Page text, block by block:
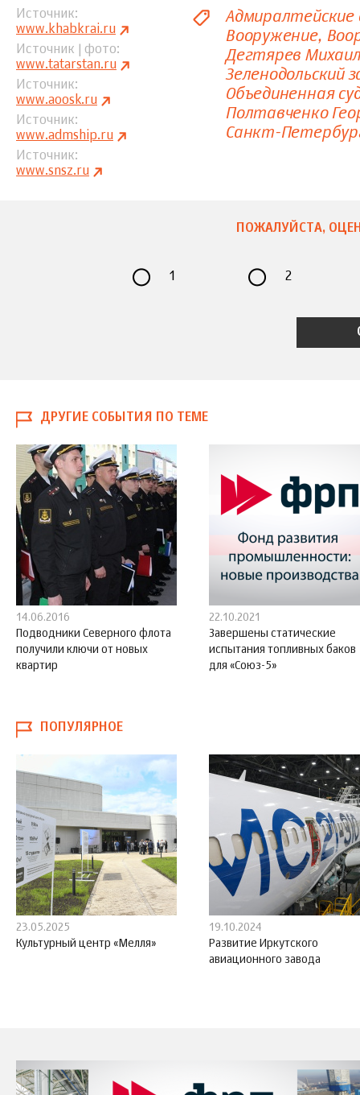
Источник
www.khabkrai.ru
Источник | фото
www.tatarstan.ru
Источник
www.aoosk.ru
Источник
www.admship.ru
Источник
www.snsz.ru
Адмиралтейские
Вооружение
Дегтярев Михаил
Зеленодольский
Объединенная
Полтавченко
Санкт-
ПОЖАЛУЙСТА,
1 2
ДРУГИЕ СОБЫТИЯ ПО ТЕМЕ
14.06.2016
Подводники Северного флота
получили ключи от новых
квартир
22.10.2021
Завершены статические
испытания топливных баков
для «Союз-5»
ПОПУЛЯРНОЕ
23.05.2025
Культурный центр «Мелля»
19.10.2024
Развитие Иркутского
авиационного завода